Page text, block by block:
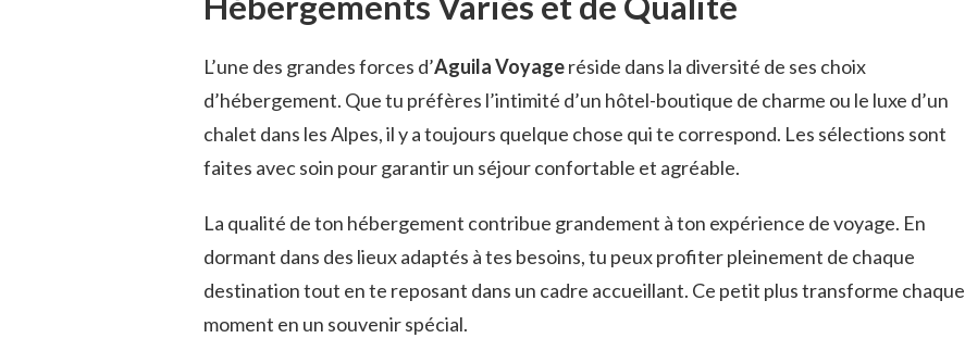
L’une des grandes forces d’Aguila Voyageréside dans la diversité de ses choix
d’hébergement. Que tu préfères l’intimité d’un hôtel-boutique de charme ou le luxe d’un
chalet dans les Alpes, il y a toujours quelque chose qui te correspond. Les sélections sont
faites avec soin pour garantir un séjour confortable et agréable.
La qualité de ton hébergement contribue grandement à ton expérience de voyage. En
dormant dans des lieux adaptés à tes besoins, tu peux profiter pleinement de chaque
destination tout en te reposant dans un cadre accueillant. Ce petit plus transforme chaque
moment en un souvenir spécial.